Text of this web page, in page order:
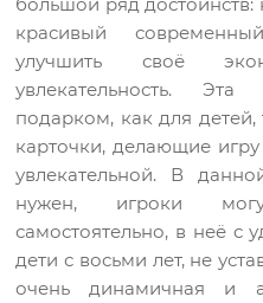
красивый
улучшить своё
увлекательность.
подарком, как для
карточки, делающие
увлекательной. В
нужен, игроки
самостоятельно, в неё с
дети с восьми лет, не
очень динамичная и